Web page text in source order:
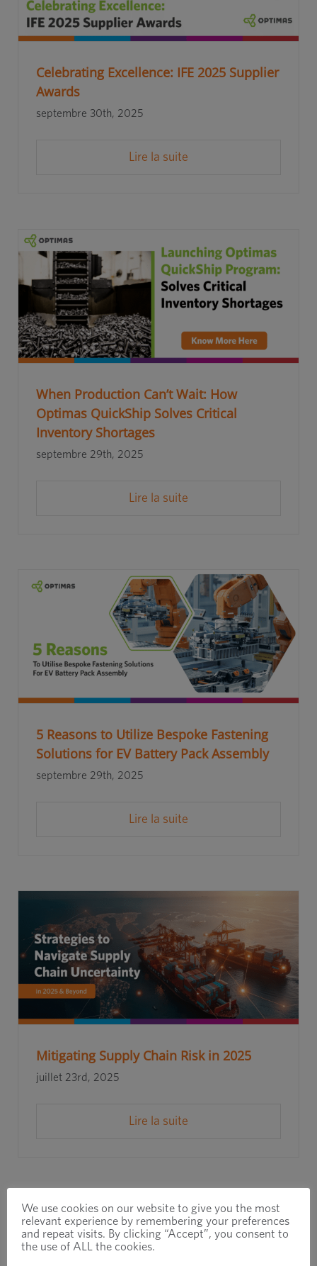
Celebrating Excellence: IFE 2025 Supplier
Awards
septembre 30th, 2025
Lire la suite
When Production Can’t Wait: How
Optimas QuickShip Solves Critical
Inventory Shortages
septembre 29th, 2025
Lire la suite
5 Reasons to Utilize Bespoke Fastening
Solutions for EV Battery Pack Assembly
septembre 29th, 2025
Lire la suite
Mitigating Supply Chain Risk in 2025
juillet 23rd, 2025
Lire la suite
We use cookies on our website to give you the most
relevant experience by remembering your preferences
and repeat visits. By clicking “Accept”, you consent to
the use of ALL the cookies.